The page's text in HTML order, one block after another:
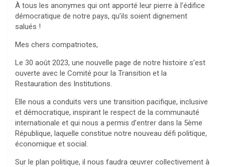
À tous les anonymes qui ont apporté leur pierre à l’édifice
démocratique de notre pays, qu’ils soient dignement
salués !
Mes chers compatriotes,
Le 30 août 2023, une nouvelle page de notre histoire s’est
ouverte avec le Comité pour la Transition et la
Restauration des Institutions.
Elle nous a conduits vers une transition pacifique, inclusive
et démocratique, inspirant le respect de la communauté
internationale et qui nous a permis d’entrer dans la 5ème
République, laquelle constitue notre nouveau défi politique,
économique et social.
Sur le plan politique, il nous faudra œuvrer collectivement à